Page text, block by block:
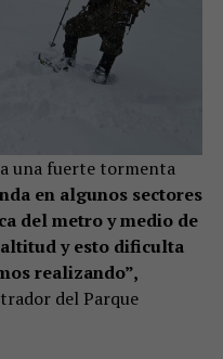
una fuerte tormenta
en algunos sectores
del metro y medio de
y esto dificulta
realizando”,
del Parque